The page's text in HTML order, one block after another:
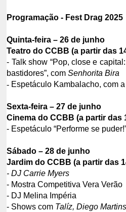
Programação - Fest Drag 2025
Quinta-feira – 26 de junho
Teatro do CCBB (a partir das
- Talk show “Pop, close e
bastidores”, comSenhorita Bira
- Espetáculo Kambalacho, com a
Sexta-feira – 27 de junho
Cinema do CCBB (a partir das
- Espetáculo “Performe se
Sábado – 28 de junho
Jardim do CCBB (a partir das
- DJ Carrie Myers
- Mostra Competitiva Vera Verão
- DJ Melina Impéria
- Shows com Talíz, Diego